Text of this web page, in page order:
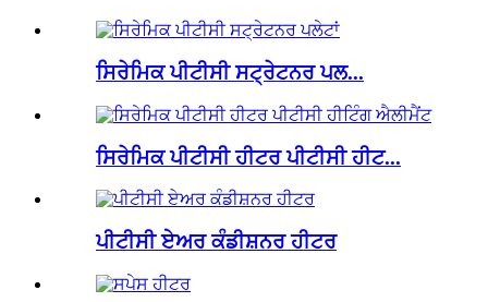
ਸਿਰੇਮਿਕ ਪੀਟੀਸੀ ਸਟ੍ਰੇਟਨਰ ਪਲ...
ਸਿਰੇਮਿਕ ਪੀਟੀਸੀ ਹੀਟਰ ਪੀਟੀਸੀ ਹੀਟ...
ਪੀਟੀਸੀ ਏਅਰ ਕੰਡੀਸ਼ਨਰ ਹੀਟਰ